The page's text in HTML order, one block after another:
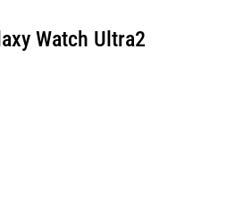
Watch Ultra2